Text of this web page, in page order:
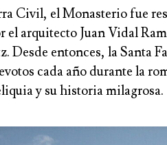
Civil, el Monasterio fue
el arquitecto Juan Vidal
Desde entonces, la Santa
cada año durante la
y su historia milagrosa.